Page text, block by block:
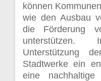
können
wie den Ausbau
die Förderung
Unterstützung
Stadtwerke ein
eine nachhaltige